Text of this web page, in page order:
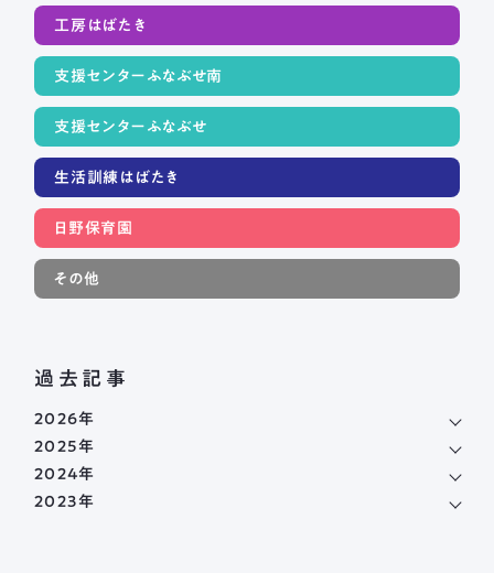
工房はばたき
支援センターふなぶせ南
支援センターふなぶせ
生活訓練はばたき
日野保育園
その他
過去記事
2026年
2025年
2024年
2023年